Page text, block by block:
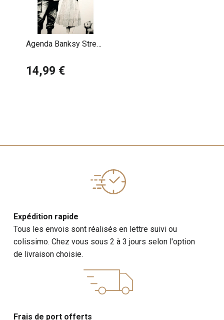
Agenda Banksy Street
14,99 €
Expédition rapide
Tous les envois sont réalisés en lettre suivi ou
colissimo. Chez vous sous 2 à 3 jours selon l'option
de livraison choisie.
Frais de port offerts